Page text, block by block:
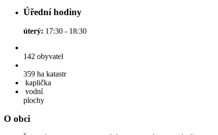
Úřední hodiny
úterý: 17:30 - 18:30
142 obyvatel
359 ha katastr
kaplička
vodní
plochy
O obci